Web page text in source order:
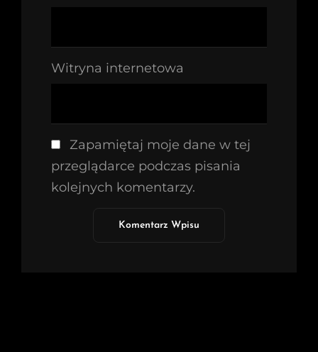
Witryna internetowa
Zapamiętaj moje dane w tej
przeglądarce podczas pisania
kolejnych komentarzy.